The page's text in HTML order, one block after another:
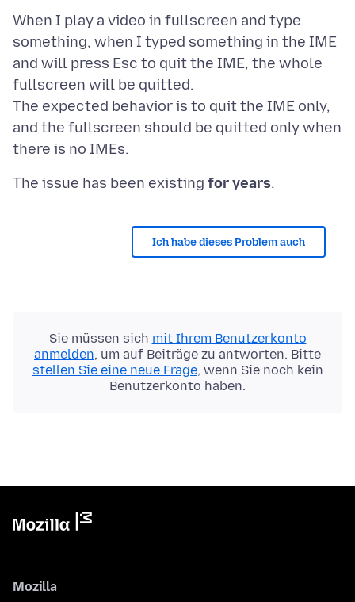
When I play a video in fullscreen and type
something, when I typed something in the IME
and will press Esc to quit the IME, the whole
fullscreen will be quitted.
The expected behavior is to quit the IME only,
and the fullscreen should be quitted only when
The issue has been existing for years
Ich habe dieses Problem auch
Sie müssen sich mit Ihrem Benutzerkonto
anmelden, um auf Beiträge zu antworten. Bitte
stellen Sie eine neue Frage, wenn Sie noch kein
Benutzerkonto haben.
Mozilla